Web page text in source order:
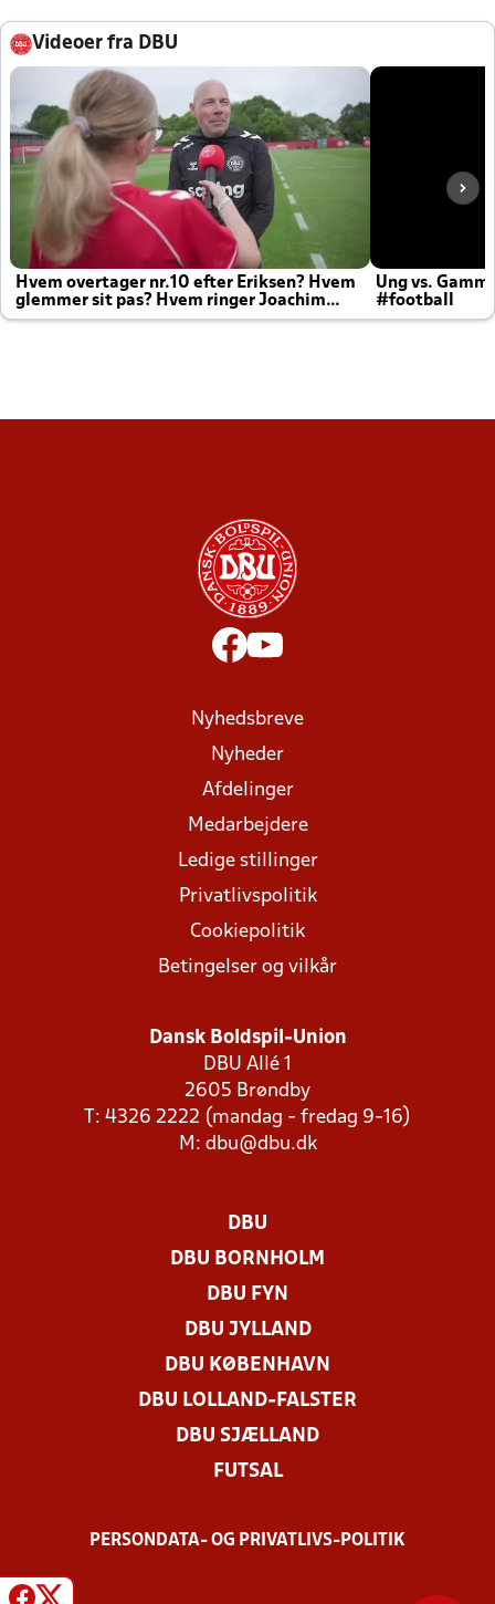
Videoer fra DBU
Hvem overtager nr.10 efter Eriksen? Hvem
glemmer sit pas? Hvem ringer Joachim
altid til efter kampe?
Ung vs.
#football
Nyhedsbreve
Nyheder
Afdelinger
Medarbejdere
Ledige stillinger
Privatlivspolitik
Cookiepolitik
Betingelser og vilkår
Dansk Boldspil-Union
DBU Allé 1
2605 Brøndby
T: 4326 2222 (mandag - fredag 9-16)
M: dbu@dbu.dk
DBU
DBU BORNHOLM
DBU FYN
DBU JYLLAND
DBU KØBENHAVN
DBU LOLLAND-FALSTER
DBU SJÆLLAND
FUTSAL
PERSONDATA- OG PRIVATLIVS-POLITIK